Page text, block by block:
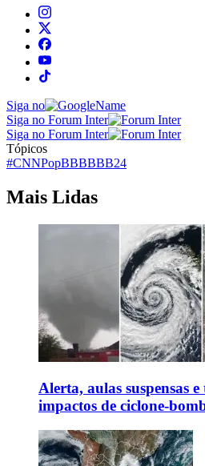
Siga no
Siga no Forum Inter
Siga no Forum Inter
Tópicos
#CNNPopBBBBBB24
Mais Lidas
Alerta, aulas suspensas
impactos de ciclone-